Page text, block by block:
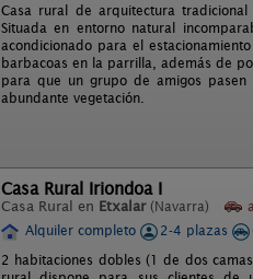
Casa rural de arquitectura
Situada en entorno natural
acondicionado para el
barbacoas en la parrilla, además de
para que un grupo de amigos
abundante vegetación.
Casa Rural Iriondoa I
Casa Rural en Etxalar (Navarra)
Alquiler completo
2-4 plazas
2 habitaciones dobles (1 de dos